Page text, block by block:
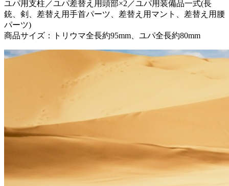
ユパ用支柱／ユパ差替え用頭部×2／ユパ用装備品一式(長
銃、剣、差替え用手首パーツ、差替え用マント、差替え用腰
パーツ)
商品サイズ：トリウマ全長約95mm、ユパ全長約80mm